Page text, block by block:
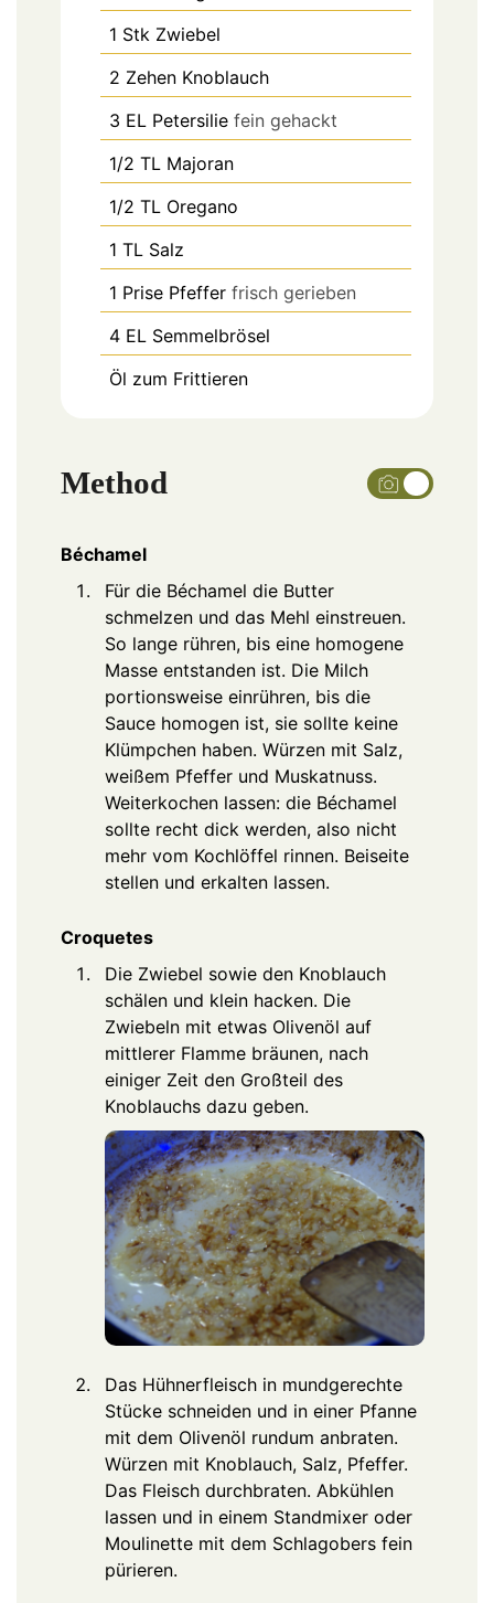
1 Stk Zwiebel
2 Zehen Knoblauch
3 EL Petersilie fein gehackt
1/2 TL Majoran
1/2 TL Oregano
1 TL Salz
1 Prise Pfeffer frisch gerieben
4 EL Semmelbrösel
Öl zum Frittieren
Method
Béchamel
Für die Béchamel die Butter
schmelzen und das Mehl einstreuen.
So lange rühren, bis eine homogene
Masse entstanden ist. Die Milch
portionsweise einrühren, bis die
Sauce homogen ist, sie sollte keine
Klümpchen haben. Würzen mit Salz,
weißem Pfeffer und Muskatnuss.
Weiterkochen lassen: die Béchamel
sollte recht dick werden, also nicht
mehr vom Kochlöffel rinnen. Beiseite
stellen und erkalten lassen.
Croquetes
Die Zwiebel sowie den Knoblauch
schälen und klein hacken. Die
Zwiebeln mit etwas Olivenöl auf
mittlerer Flamme bräunen, nach
einiger Zeit den Großteil des
Knoblauchs dazu geben.
Das Hühnerfleisch in mundgerechte
Stücke schneiden und in einer Pfanne
mit dem Olivenöl rundum anbraten.
Würzen mit Knoblauch, Salz, Pfeffer.
Das Fleisch durchbraten. Abkühlen
lassen und in einem Standmixer oder
Moulinette mit dem Schlagobers fein
pürieren.